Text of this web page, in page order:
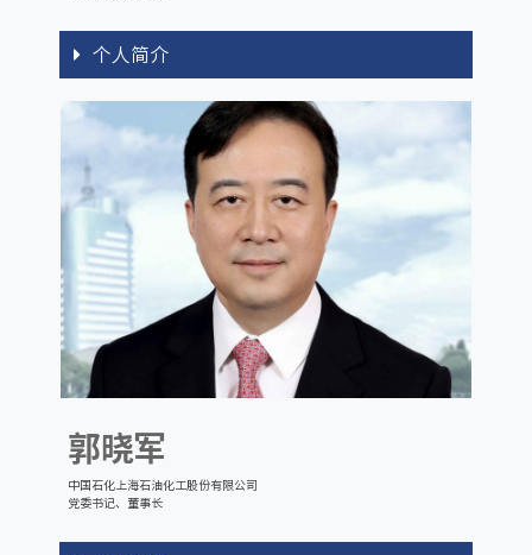
个人简介
郭晓军
中国石化上海石油化工股份有限公司
党委书记、董事长